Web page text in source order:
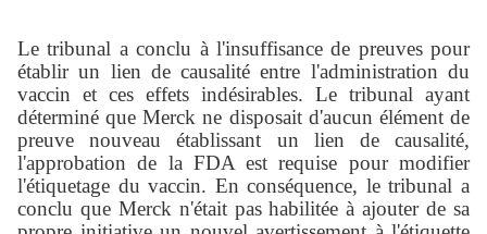
Le tribunal a conclu à l'insuffisance de preuves pour
établir un lien de causalité entre l'administration du
vaccin et ces effets indésirables. Le tribunal ayant
déterminé que Merck ne disposait d'aucun élément de
preuve nouveau établissant un lien de causalité,
l'approbation de la FDA est requise pour modifier
l'étiquetage du vaccin. En conséquence, le tribunal a
conclu que Merck n'était pas habilitée à ajouter de sa